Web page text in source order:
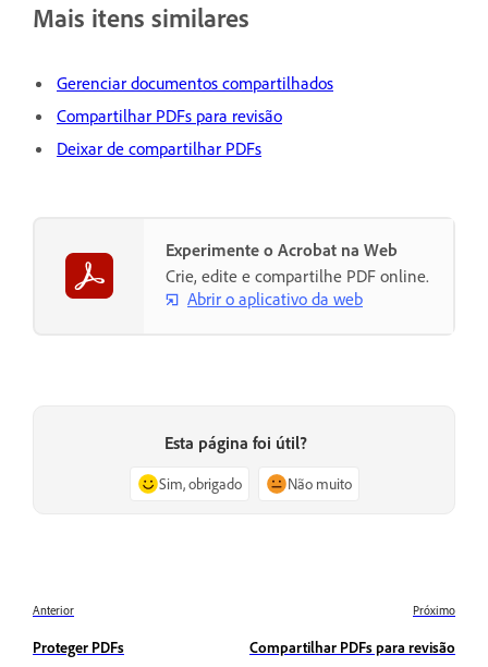
Mais itens similares
Gerenciar documentos compartilhados
Compartilhar PDFs para revisão
Deixar de compartilhar PDFs
Experimente o Acrobat na Web
Crie, edite e compartilhe PDF online.
Abrir o aplicativo da web
Esta página foi útil?
Sim, obrigado Não muito
Anterior
Proteger PDFs
Próximo
Compartilhar PDFs para revisão